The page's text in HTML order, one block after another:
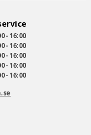
- 16:00
- 16:00
- 16:00
- 16:00
- 16:00